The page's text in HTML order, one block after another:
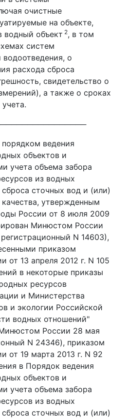
очистные
на объекте,
объект 2, в том
систем
водоотведения, о
расхода сброса
свидетельство о
а также о сроках
ведения
объектов и
учета объема забора
из водных
сточных вод и (или)
утвержденным
России от 8 июля 2009
Минюстом России
N 14603),
приказом
от 13 апреля 2012 г. N 105
в некоторые приказы
ресурсов
и Министерства
и экологии Российской
водных отношений"
России 28 мая
N 24346), приказом
от 19 марта 2013 г. N 92
в Порядок ведения
объектов и
учета объема забора
из водных
сточных вод и (или)